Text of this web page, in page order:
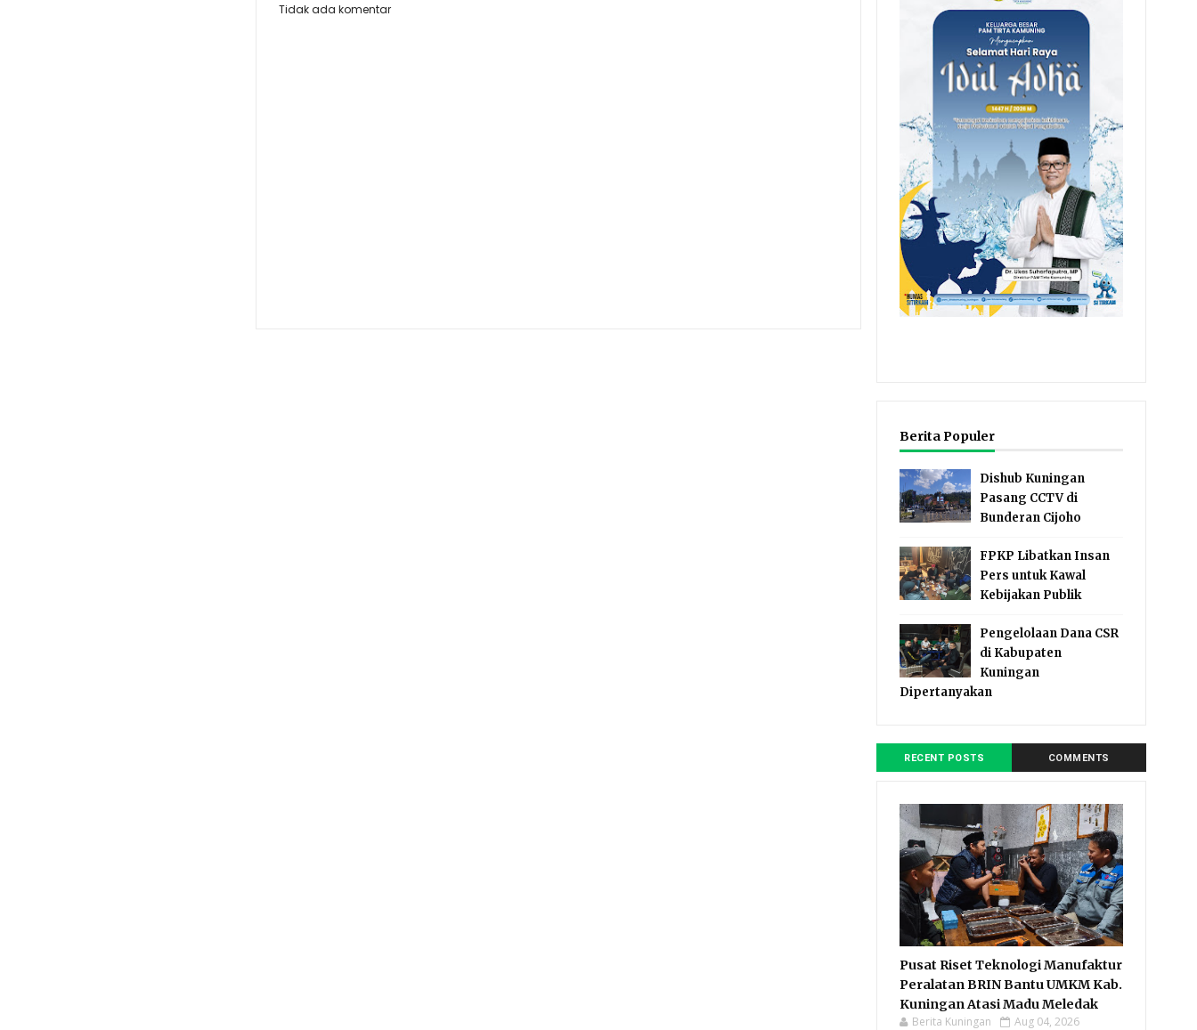
Tidak ada komentar
Berita Populer
Dishub Kuningan
Pasang CCTV di
Bunderan Cijoho
FPKP Libatkan Insan
Pers untuk Kawal
Kebijakan Publik
Pengelolaan Dana CSR
di Kabupaten
Kuningan
Dipertanyakan
RECENT POSTS COMMENTS
Pusat Riset Teknologi Manufaktur
Peralatan BRIN Bantu UMKM Kab.
Kuningan Atasi Madu Meledak
Berita Kuningan Aug 04, 2026